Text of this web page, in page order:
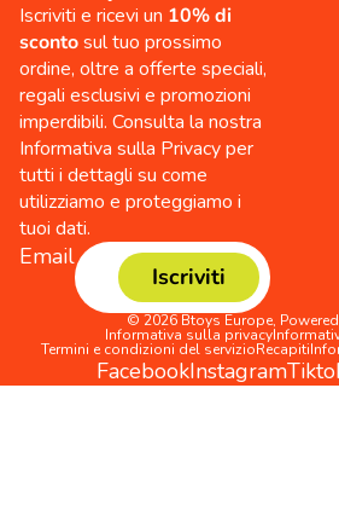
Iscriviti e ricevi un 10% di
scontosul tuo prossimo
ordine, oltre a offerte speciali,
regali esclusivi e promozioni
imperdibili. Consulta la nostra
Informativa sulla Privacy per
tutti i dettagli su come
utilizziamo e proteggiamo i
tuoi dati.
Email
Iscriviti
© 2026 Btoys Europe,
Informativa sulla privacy
Termini e condizioni del servizioRecapiti
FacebookInstagram